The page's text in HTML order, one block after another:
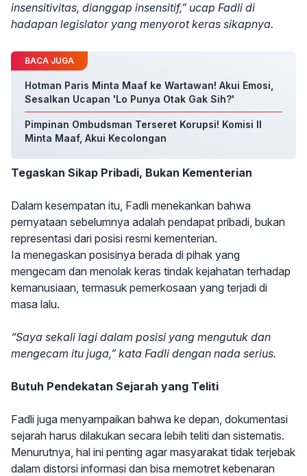
insensitivitas, dianggap insensitif,” ucap Fadli di
hadapan legislator yang menyorot keras sikapnya.
BACA JUGA
Hotman Paris Minta Maaf ke Wartawan! Akui Emosi,
Sesalkan Ucapan 'Lo Punya Otak Gak Sih?'
Pimpinan Ombudsman Terseret Korupsi! Komisi II
Minta Maaf, Akui Kecolongan
Tegaskan Sikap Pribadi, Bukan Kementerian
Dalam kesempatan itu, Fadli menekankan bahwa
pernyataan sebelumnya adalah pendapat pribadi, bukan
representasi dari posisi resmi kementerian.
Ia menegaskan posisinya berada di pihak yang
mengecam dan menolak keras tindak kejahatan terhadap
kemanusiaan, termasuk pemerkosaan yang terjadi di
masa lalu.
“Saya sekali lagi dalam posisi yang mengutuk dan
mengecam itu juga,” kata Fadli dengan nada serius.
Butuh Pendekatan Sejarah yang Teliti
Fadli juga menyampaikan bahwa ke depan, dokumentasi
sejarah harus dilakukan secara lebih teliti dan sistematis.
Menurutnya, hal ini penting agar masyarakat tidak terjebak
dalam distorsi informasi dan bisa memotret kebenaran